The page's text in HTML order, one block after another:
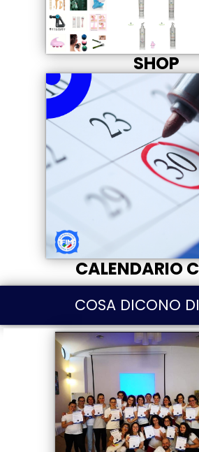
SHOP
CALENDARIO
COSA DICONO